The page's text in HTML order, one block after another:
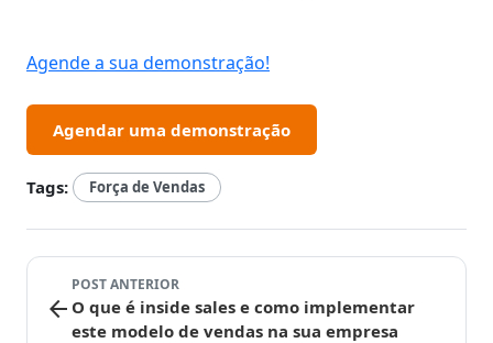
Agende a sua demonstração!
Agendar uma demonstração
Tags: Força de Vendas
arrow_back
POST ANTERIOR
O que é inside sales e como implementar
este modelo de vendas na sua empresa